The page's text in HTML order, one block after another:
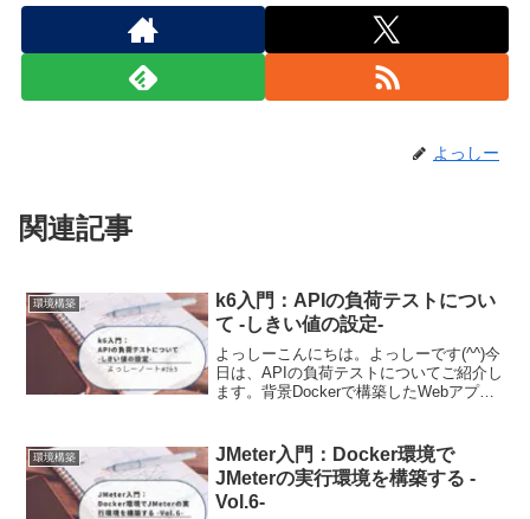
よっしー
関連記事
環境構築
k6入門：APIの負荷テストについ
て -しきい値の設定-
よっしーこんにちは。よっしーです(^^)今
日は、APIの負荷テストについてご紹介し
ます。背景Dockerで構築したWebアプリ
忘として残しました。開発環境のソース
は下...
環境構築
JMeter入門：Docker環境で
JMeterの実行環境を構築する -
Vol.6-